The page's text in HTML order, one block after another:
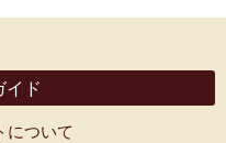
イド
について